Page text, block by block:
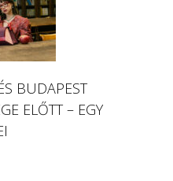
BUDAPEST
ELŐTT – EGY